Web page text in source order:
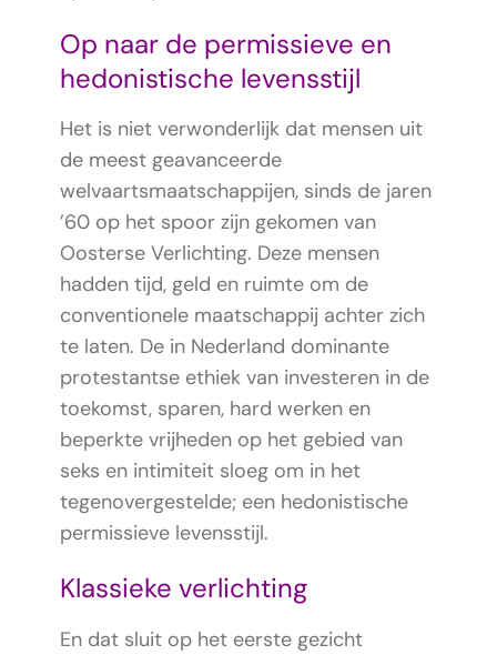
Op naar de permissieve en
hedonistische levensstijl
Het is niet verwonderlijk dat mensen uit
de meest geavanceerde
welvaartsmaatschappijen, sinds de jaren
’60 op het spoor zijn gekomen van
Oosterse Verlichting. Deze mensen
hadden tijd, geld en ruimte om de
conventionele maatschappij achter zich
te laten. De in Nederland dominante
protestantse ethiek van investeren in de
toekomst, sparen, hard werken en
beperkte vrijheden op het gebied van
seks en intimiteit sloeg om in het
tegenovergestelde; een hedonistische
permissieve levensstijl.
Klassieke verlichting
En dat sluit op het eerste gezicht